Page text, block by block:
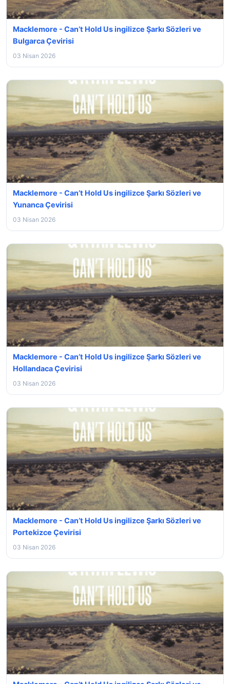
Macklemore - Can’t Hold Us ingilizce Şarkı Sözleri ve
Bulgarca Çevirisi
03 Nisan 2026
Macklemore - Can’t Hold Us ingilizce Şarkı Sözleri ve
Yunanca Çevirisi
03 Nisan 2026
Macklemore - Can’t Hold Us ingilizce Şarkı Sözleri ve
Hollandaca Çevirisi
03 Nisan 2026
Macklemore - Can’t Hold Us ingilizce Şarkı Sözleri ve
Portekizce Çevirisi
03 Nisan 2026